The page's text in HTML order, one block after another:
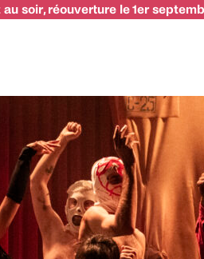
soir, réouverture le 1er